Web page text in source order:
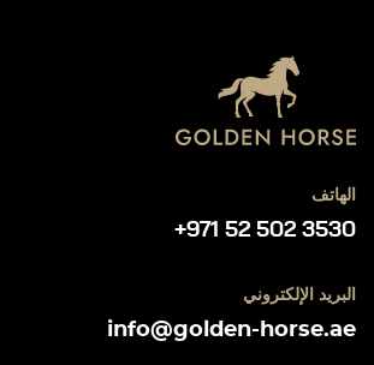
الهاتف
+971 52 502 3530
البريد الإلكتروني
info@golden-horse.ae